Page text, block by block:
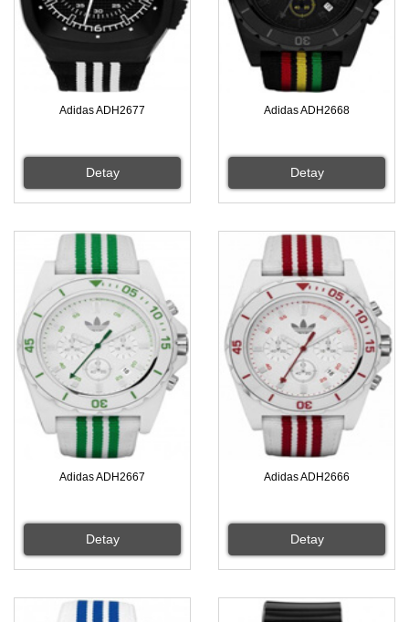
Adidas ADH2677
Detay
Adidas ADH2668
Detay
Adidas ADH2667
Detay
Adidas ADH2666
Detay